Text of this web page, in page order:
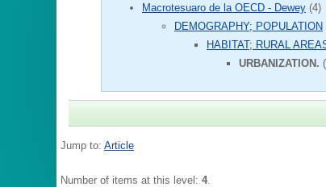
Macrotesuaro de la OECD - Dewey (4)
DEMOGRAPHY; POPULATION
HABITAT; RURAL
URBANIZATION.
Jump to: Article
Number of items at this level: 4.